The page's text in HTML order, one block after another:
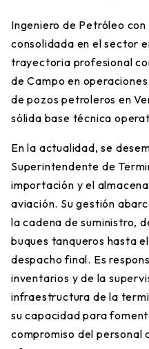
Ingeniero de Petróleo
consolidada en el sector
trayectoria profesional
de Campo en
de pozos petroleros en
sólida base técnica
​En la actualidad, se
Superintendente de
importación y el
aviación. Su gestión
la cadena de suministro,
buques tanqueros hasta
despacho final. Es
inventarios y de la
infraestructura de la
su capacidad para
compromiso del personal